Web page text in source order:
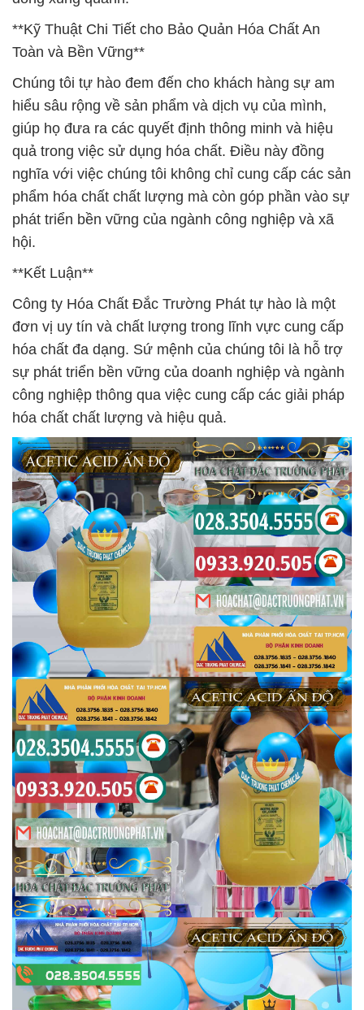
**Kỹ Thuật Chi Tiết cho Bảo Quản Hóa Chất An
Toàn và Bền Vững**
Chúng tôi tự hào đem đến cho khách hàng sự am
hiểu sâu rộng về sản phẩm và dịch vụ của mình,
giúp họ đưa ra các quyết định thông minh và hiệu
quả trong việc sử dụng hóa chất. Điều này đồng
nghĩa với việc chúng tôi không chỉ cung cấp các sản
phẩm hóa chất chất lượng mà còn góp phần vào sự
phát triển bền vững của ngành công nghiệp và xã
hội.
**Kết Luận**
Công ty Hóa Chất Đắc Trường Phát tự hào là một
đơn vị uy tín và chất lượng trong lĩnh vực cung cấp
hóa chất đa dạng. Sứ mệnh của chúng tôi là hỗ trợ
sự phát triển bền vững của doanh nghiệp và ngành
công nghiệp thông qua việc cung cấp các giải pháp
hóa chất chất lượng và hiệu quả.